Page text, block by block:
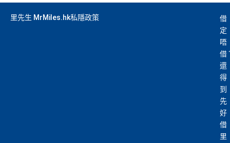
里先生 MrMiles.hk私隱政策
借
定
唔
借
還
得
到
先
好
借
里